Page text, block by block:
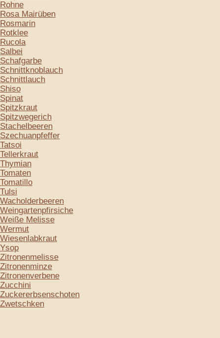
Rohne
Rosa Mairüben
Rosmarin
Rotklee
Rucola
Salbei
Schafgarbe
Schnittknoblauch
Schnittlauch
Shiso
Spinat
Spitzkraut
Spitzwegerich
Stachelbeeren
Szechuanpfeffer
Tatsoi
Tellerkraut
Thymian
Tomaten
Tomatillo
Tulsi
Wacholderbeeren
Weingartenpfirsiche
Weiße Melisse
Wermut
Wiesenlabkraut
Ysop
Zitronenmelisse
Zitronenminze
Zitronenverbene
Zucchini
Zuckererbsenschoten
Zwetschken